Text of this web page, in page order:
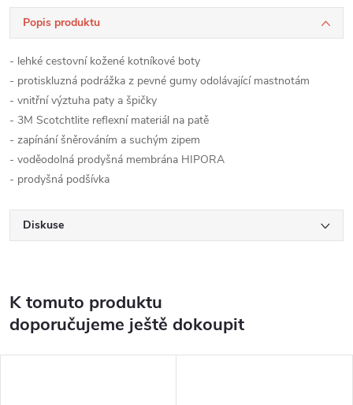
Popis produktu
- lehké cestovní kožené kotníkové boty
- protiskluzná podrážka z pevné gumy odolávající mastnotám
- vnitřní výztuha paty a špičky
- 3M Scotchtlite reflexní materiál na patě
- zapínání šněrováním a suchým zipem
- voděodolná prodyšná membrána HIPORA
- prodyšná podšívka
Diskuse
K tomuto produktu
doporučujeme ještě dokoupit